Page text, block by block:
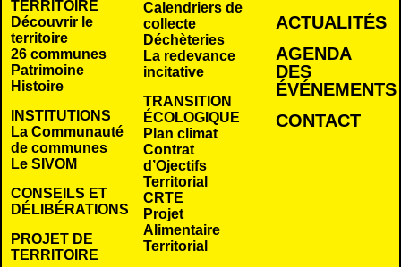
TERRITOIRE
Découvrir le
territoire
26 communes
Patrimoine
Histoire
INSTITUTIONS
La Communauté
de communes
Le SIVOM
CONSEILS ET
DÉLIBÉRATIONS
PROJET DE
TERRITOIRE
Calendriers de
collecte
Déchèteries
La redevance
incitative
TRANSITION
ÉCOLOGIQUE
Plan climat
Contrat
d’Ojectifs
Territorial
CRTE
Projet
Alimentaire
Territorial
ACTUALITÉS
AGENDA
DES
ÉVÉNEMENTS
CONTACT